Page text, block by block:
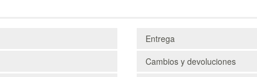
Entrega
Cambios y devoluciones